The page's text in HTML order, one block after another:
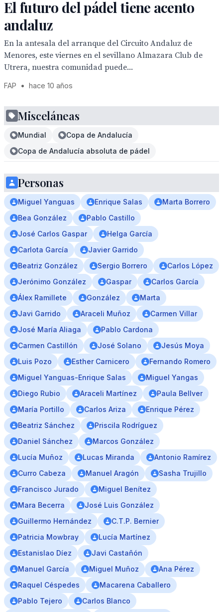
El futuro del pádel tiene acento
andaluz
En la antesala del arranque del Circuito Andaluz de
Menores, este viernes en el sevillano Almazara Club de
Utrera, nuestra comunidad puede...
FAP • hace 10 años
Misceláneas
Mundial
Copa de Andalucía
Copa de Andalucía absoluta de pádel
Personas
Miguel Yanguas Enrique Salas
Marta Borrero
Bea González
Pablo Castillo
José Carlos Gaspar
Helga García
Carlota García
Javier Garrido
Beatriz González
Sergio Borrero
Carlos López
Jerónimo González
Gaspar
Carlos García
Álex Ramillete
González
Marta
Javi Garrido
Araceli Muñoz
Carmen Villar
José María Aliaga
Pablo Cardona
Carmen Castillón
José Solano
Jesús Moya
Luis Pozo
Esther Carnicero
Fernando Romero
Miguel Yanguas-Enrique Salas
Miguel Yangas
Diego Rubio
Araceli Martínez
Paula Bellver
María Portillo
Carlos Ariza
Enrique Pérez
Beatriz Sánchez
Priscila Rodríguez
Daniel Sánchez
Marcos González
Lucía Muñoz
Lucas Miranda
Antonio Ramírez
Curro Cabeza
Manuel Aragón
Sasha Trujillo
Francisco Jurado
Miguel Benítez
Mara Becerra
José Luis González
Guillermo Hernández
C.T.P. Bernier
Patricia Mowbray
Lucía Martínez
Estanislao Díez
Javi Castañón
Manuel García
Miguel Muñoz
Ana Pérez
Raquel Céspedes
Macarena Caballero
Pablo Tejero
Carlos Blanco